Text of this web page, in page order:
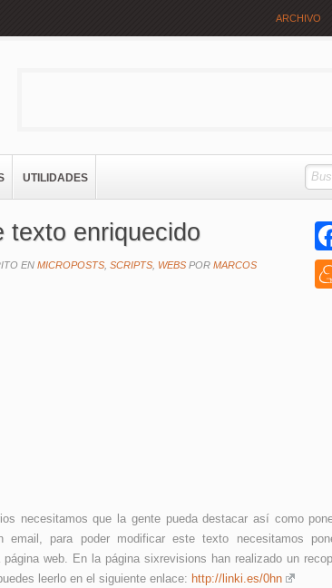
ARCHIVO
UTILIDADES
texto enriquecido
EN MICROPOSTS SCRIPTS WEBS POR MARCOS
necesitamos que la gente pueda destacar así como
email, para poder modificar este texto necesitamos
página web. En la página sixrevisions han realizado un
leerlo en el siguiente enlace: http://linki.es/0hn